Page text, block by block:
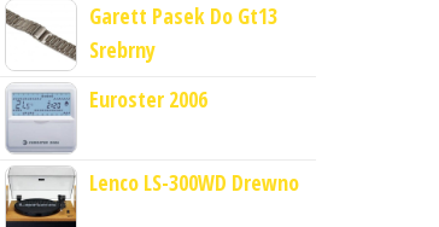
Garett Pasek Do Gt13
Srebrny
Euroster 2006
Lenco LS-300WD Drewno